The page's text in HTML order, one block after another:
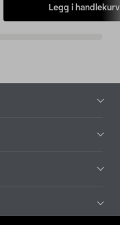
Legg i handlekurv